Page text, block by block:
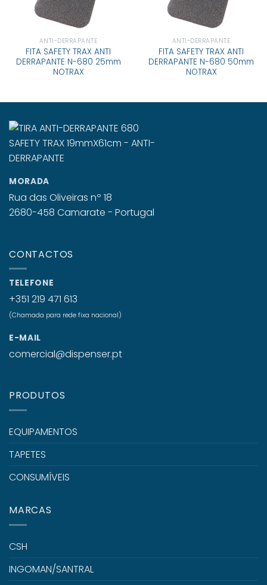
ANTI-DERRAPANTE
FITA SAFETY TRAX ANTI
DERRAPANTE N-680 25mm
NOTRAX
ANTI-DERRAPANTE
FITA SAFETY TRAX ANTI
DERRAPANTE N-680 50mm
NOTRAX
MORADA
Rua das Oliveiras nº 18
2680-458 Camarate - Portugal
CONTACTOS
TELEFONE
+351 219 471 613
(Chamada para rede fixa nacional)
E-MAIL
comercial@dispenser.pt
PRODUTOS
EQUIPAMENTOS
TAPETES
CONSUMÍVEIS
MARCAS
CSH
INGOMAN/SANTRAL